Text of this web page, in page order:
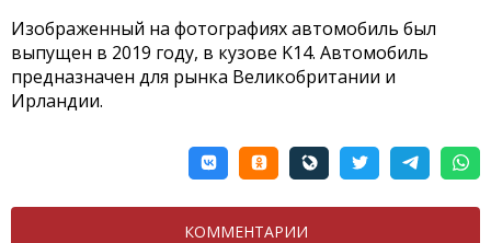
Изображенный на фотографиях автомобиль был
выпущен в 2019 году, в кузове K14. Автомобиль
предназначен для рынка Великобритании и
Ирландии.
КОММЕНТАРИИ